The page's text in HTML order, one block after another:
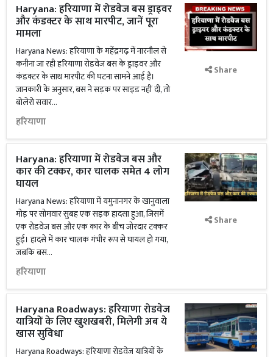
Haryana: हरियाणा में रोडवेज बस ड्राइवर
और कंडक्टर के साथ मारपीट, जानें पूरा
मामला
Haryana News: हरियाणा के महेंद्रगढ़ में नारनौल से
कनीना जा रही हरियाणा रोडवेज बस के ड्राइवर और
कंडक्टर के साथ मारपीट की घटना सामने आई है।
जानकारी के अनुसार, बस ने सड़क पर साइड नहीं दी, तो
बोलेरो सवार...
हरियाणा
Share
Haryana: हरियाणा में रोडवेज बस और
कार की टक्कर, कार चालक समेत 4 लोग
घायल
Haryana News: हरियाणा में यमुनानगर के खानुवाला
मोड़ पर सोमवार सुबह एक सड़क हादसा हुआ, जिसमें
एक रोडवेज बस और एक कार के बीच जोरदार टक्कर
हुई। हादसे में कार चालक गंभीर रूप से घायल हो गया,
जबकि बस...
हरियाणा
Share
Haryana Roadways: हरियाणा रोडवेज
यात्रियों के लिए खुशखबरी, मिलेगी अब ये
खास सुविधा
Haryana Roadways: हरियाणा रोडवेज यात्रियों के